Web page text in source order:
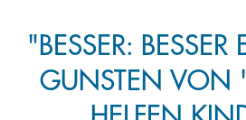
Jahresberichte
Paten und Projekte
"BESSER:
GUNSTEN VON